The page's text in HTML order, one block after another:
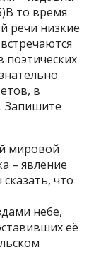
то время
речи низкие
поэтических
в
Запишите
мировой
– явление
что
небе,
её